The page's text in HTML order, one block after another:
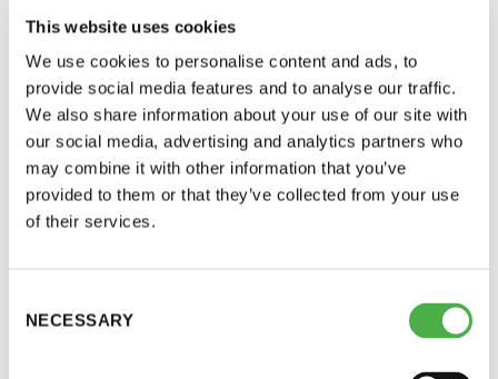
This website uses cookies
We use cookies to personalise content and ads, to
provide social media features and to analyse our traffic.
We also share information about your use of our site with
our social media, advertising and analytics partners who
may combine it with other information that you’ve
provided to them or that they’ve collected from your use
of their services.
Selection
NECESSARY
mahdollisuus istua ja nauttia kahvion antimia
Saunaseura pyrkii omalla toiminnallaan
estämään tartuntoja ja seuraamme tilannetta
jatkuvasti. Mikäli tilanne menee negatiiviseen
suuntaan, voimme joutua palaamaan
vuorojärjestelyyn. Toivomme kuitenkin, että
koronatilanne pysyy hallinnassa ja voisimme
palata normaaliin päivärytmiin mahdollisimman
pian.
2. Muistutukset Saunaseuran käytännöistä
Tahdomme muistuttaa kaikkia jäseniämme